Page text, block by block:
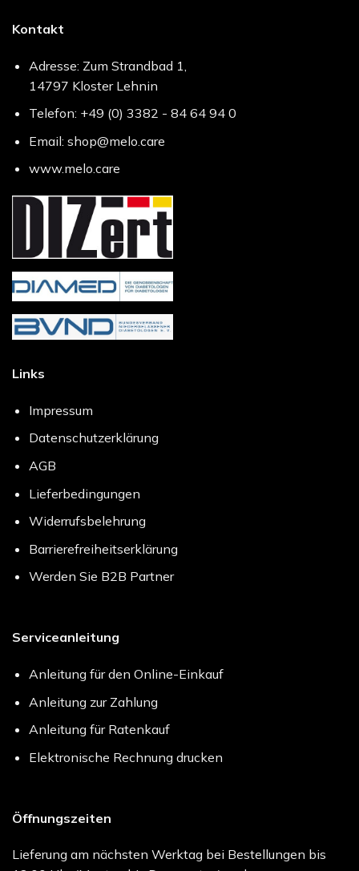
Kontakt
Adresse: Zum Strandbad 1,
14797 Kloster Lehnin
Telefon: +49 (0) 3382 - 84 64 94 0
Email: shop@melo.care
www.melo.care
Links
Impressum
Datenschutzerklärung
AGB
Lieferbedingungen
Widerrufsbelehrung
Barrierefreiheitserklärung
Werden Sie B2B Partner
Serviceanleitung
Anleitung für den Online-Einkauf
Anleitung zur Zahlung
Anleitung für Ratenkauf
Elektronische Rechnung drucken
Öffnungszeiten
Lieferung am nächsten Werktag bei Bestellungen bis